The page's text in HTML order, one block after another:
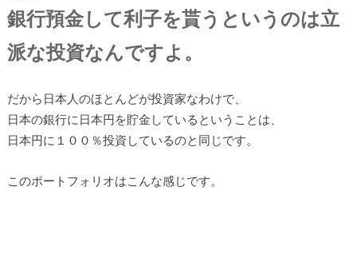
銀行預金して利子を貰うというのは立
派な投資なんですよ。
だから日本人のほとんどが投資家なわけで、
日本の銀行に日本円を貯金しているということは、
日本円に１００％投資しているのと同じです。
このポートフォリオはこんな感じです。